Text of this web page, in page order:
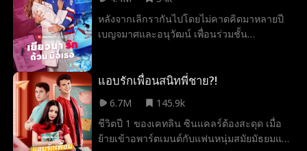
กลับมาอีกครั้ง เอ็มม่าจึงตัดสินใจขอให้เลียม
แกล้งเป็นคู่เดทในงานแต่งงาน เพื่อให้แฟนเก่า
ของเธอเลิกตามตื๊อเสียที
หลังจากเลิกรากันไปโดยไม่คาดคิดมาหลายปี
เบญจมาศและอนุวัฒน์ เพื่อนร่วมชั้น
ซึ่งตอนนี้เป็นหมอที่ประสบความสำเร็จกลับต้อง
เป็นนักกีฬาฮอกกี้ชื่อดัง มาปรากฏตัวในคลินิก
ของเธอเพื่อขอความช่วยเหลือ เมื่อความรู้สึก
เก่าถูกจุดประกายขึ้นอีกครั้ง โชคชะตาก็ได้
แอบรักเพื่อนสนิทพี่ชาย?!
6.7M
145.9k
ชีวิตปี 1 ของเคทลิน ซินแคลร์ต้องสะดุด เมื่อ
ย้ายเข้าอพาร์ตเมนต์กับแฟนหนุ่มสมัยมัธยมแล้ว